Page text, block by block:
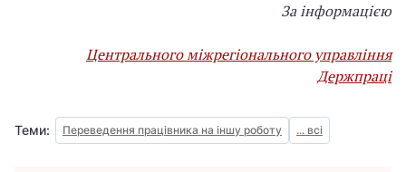
За інформацією
Центрального міжрегіонального управління
Держпраці
Теми: Переведення працівника на іншу роботу ... всі